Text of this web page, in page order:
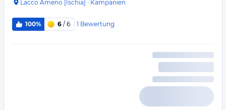
Lacco Ameno [Ischia] · Kampanien
100% 6 / 6 1 Bewertung